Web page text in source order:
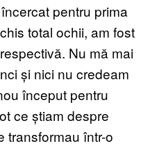
pentru prima
total ochii, am fost
Nu mă mai
și nici nu credeam
început pentru
ce știam despre
transformau într-o